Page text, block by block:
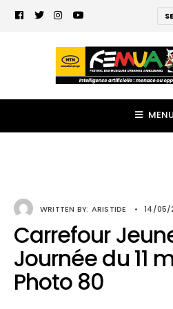
MENU
WRITTEN BY: ARISTIDE • 14/05/
Carrefour
Journée du 11
Photo 80